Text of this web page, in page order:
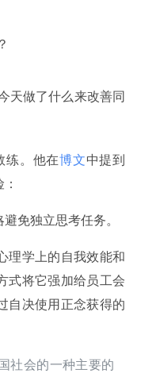
天做了什么来改善同
练。他在博文中提到
免独立思考任务。
学上的自我效能和
式将它强加给员工会
自决使用正念获得的
社会的一种主要的